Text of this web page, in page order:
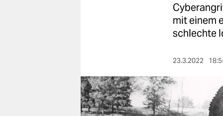
berlin
nord
mit einem
schlechte
23.3.2022